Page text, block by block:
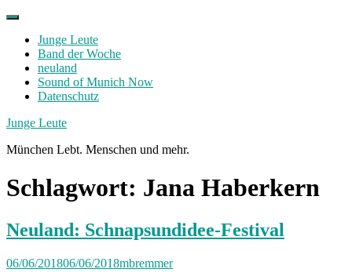
Skip
contentJunge Leute
Band der Woche
neuland
Sound of Munich Now
Datenschutz
Facebook
Twitter
Instagram
Junge Leute
München Lebt. Menschen und mehr.
Schlagwort: Jana Haberkern
Neuland: Schnapsundidee-Festival
06/06/201806/06/2018mbremmer